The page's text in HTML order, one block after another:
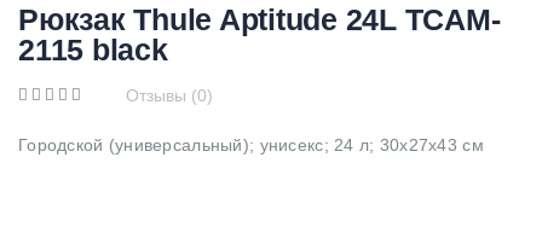
Рюкзак Thule Aptitude 24L TCAM-
2115 black
Отзывы (0)
Городской (универсальный); унисекс; 24 л; 30x27x43 см